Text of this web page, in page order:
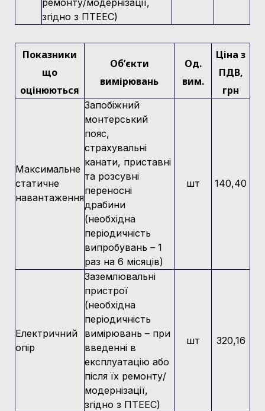
ремонту/модернізації,
згідно з ПТЕЕС)
Показники
що
оцінюються
Об’єкти
вимірювань
Од.
вим.
Ціна з
ПДВ,
грн
Максимальне
статичне
навантаження
Запобіжний
монтерський
пояс,
страхувальні
канати, приставні
та розсувні
переносні
драбини
(необхідна
періодичність
випробувань – 1
раз на 6 місяців)
шт 140,40
Електричний
опір
Заземлювальні
пристрої
(необхідна
періодичність
вимірювань – при
введенні в
експлуатацію або
після їх ремонту/
модернізації,
згідно з ПТЕЕС)
шт 320,16